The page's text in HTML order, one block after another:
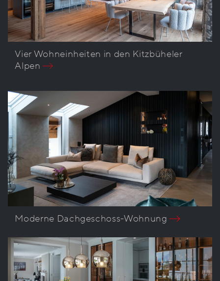
Vier Wohneinheiten in den Kitzbüheler
Alpen
Moderne Dachgeschoss-Wohnung